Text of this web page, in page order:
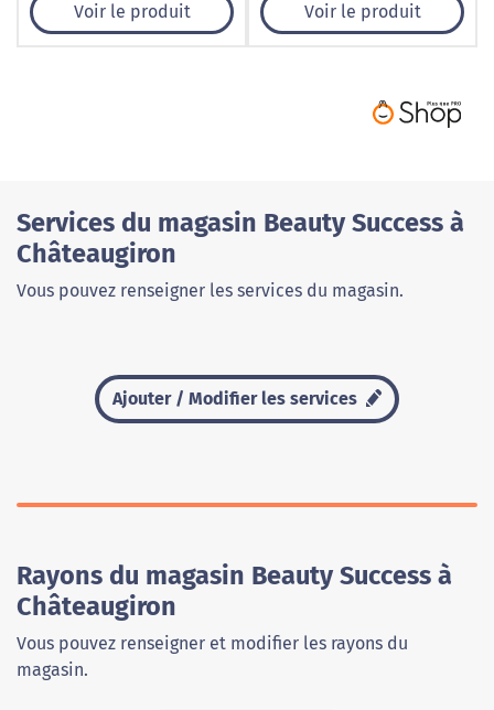
Voir le produit Voir le produit
Services du magasin Beauty Success à
Châteaugiron
Vous pouvez renseigner les services du magasin.
Ajouter / Modifier les services
Rayons du magasin Beauty Success à
Châteaugiron
Vous pouvez renseigner et modifier les rayons du
magasin.